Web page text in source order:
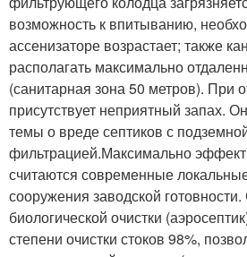
возможность к впитыванию,
ассенизаторе возрастает; также
располагать максимально
(санитарная зона 50 метров). При
присутствует неприятный запах.
темы о вреде септиков с
фильтрацией.Максимально
считаются современные
сооружения заводской
биологической очистки
степени очистки стоков 98%,